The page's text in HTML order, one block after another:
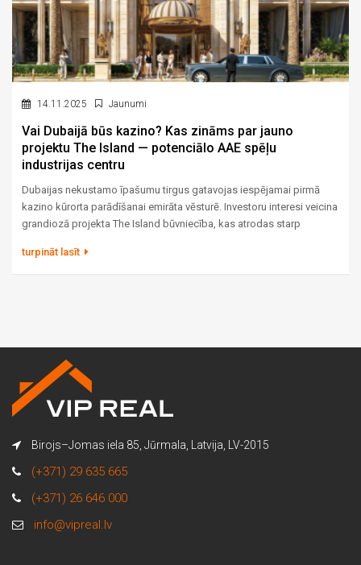
14.11.2025 Jaunumi
Vai Dubaijā būs kazino? Kas zināms par jauno
projektu The Island — potenciālo AAE spēļu
industrijas centru
Dubaijas nekustamo īpašumu tirgus gatavojas iespējamai pirmā
kazino kūrorta parādīšanai emirāta vēsturē. Investoru interesi veicina
grandiozā projekta The Island būvniecība, kas atrodas starp
pagaidām nav oficiāli apstiprinājusi azartspēļu licences
izsniegšanu, faktoru kopums padara šo projektu par vienu no
turpināt lasīt
Birojs–Jomas iela 85, Jūrmala, Latvija, LV-2015
(+371) 29 635 665
(+371) 26 646 000
info@vipreal.lv